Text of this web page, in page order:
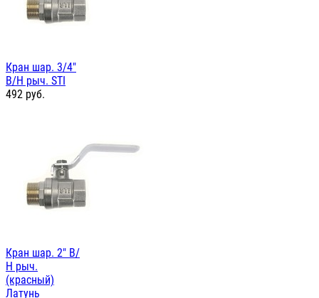
Кран шар. 3/4"
В/Н рыч. STI
492 руб.
Кран шар. 2" В/
Н рыч.
(красный)
Латунь